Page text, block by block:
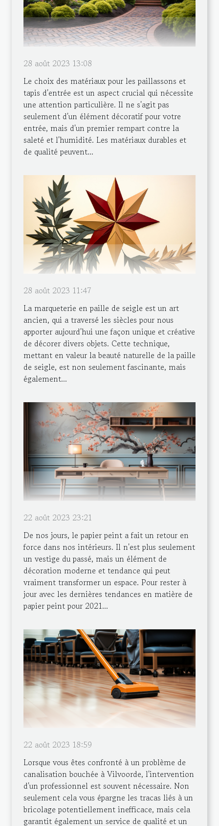
28 août 2023 13:08
Le choix des matériaux pour les paillassons et
tapis d'entrée est un aspect crucial qui nécessite
une attention particulière. Il ne s'agit pas
seulement d'un élément décoratif pour votre
entrée, mais d'un premier rempart contre la
saleté et l'humidité. Les matériaux durables et
de qualité peuvent...
28 août 2023 11:47
La marqueterie en paille de seigle est un art
ancien, qui a traversé les siècles pour nous
apporter aujourd'hui une façon unique et créative
de décorer divers objets. Cette technique,
mettant en valeur la beauté naturelle de la paille
de seigle, est non seulement fascinante, mais
également...
22 août 2023 23:21
De nos jours, le papier peint a fait un retour en
force dans nos intérieurs. Il n'est plus seulement
un vestige du passé, mais un élément de
décoration moderne et tendance qui peut
vraiment transformer un espace. Pour rester à
jour avec les dernières tendances en matière de
papier peint pour 2021...
22 août 2023 18:59
Lorsque vous êtes confronté à un problème de
canalisation bouchée à Vilvoorde, l'intervention
d'un professionnel est souvent nécessaire. Non
seulement cela vous épargne les tracas liés à un
bricolage potentiellement inefficace, mais cela
garantit également un service de qualité et un